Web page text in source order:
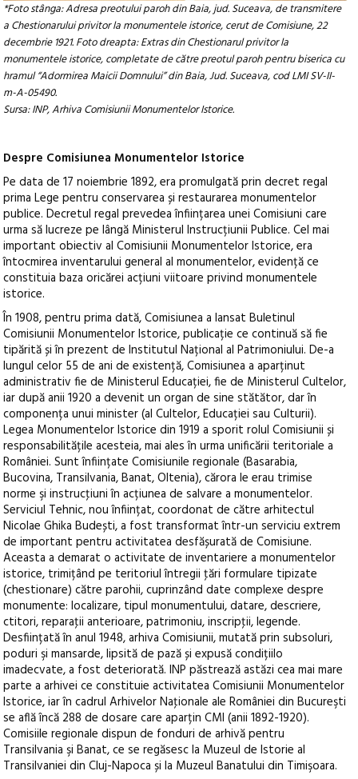
*Foto stânga: Adresa preotului paroh din Baia, jud. Suceava, de transmitere
a Chestionarului privitor la monumentele istorice, cerut de Comisiune, 22
decembrie 1921. Foto dreapta: Extras din Chestionarul privitor la
monumentele istorice, completate de către preotul paroh pentru biserica cu
hramul “Adormirea Maicii Domnului” din Baia, Jud. Suceava, cod LMI SV-II-
m-A-05490.
Sursa: INP, Arhiva Comisiunii Monumentelor Istorice.
Despre Comisiunea Monumentelor Istorice
Pe data de 17 noiembrie 1892, era promulgată prin decret regal
prima Lege pentru conservarea și restaurarea monumentelor
publice. Decretul regal prevedea înființarea unei Comisiuni care
urma să lucreze pe lângă Ministerul Instrucțiunii Publice. Cel mai
important obiectiv al Comisiunii Monumentelor Istorice, era
întocmirea inventarului general al monumentelor, evidență ce
constituia baza oricărei acțiuni viitoare privind monumentele
istorice.
În 1908, pentru prima dată, Comisiunea a lansat Buletinul
Comisiunii Monumentelor Istorice, publicație ce continuă să fie
tipărită și în prezent de Institutul Național al Patrimoniului. De-a
lungul celor 55 de ani de existență, Comisiunea a aparținut
administrativ fie de Ministerul Educației, fie de Ministerul Cultelor,
iar după anii 1920 a devenit un organ de sine stătător, dar în
componența unui minister (al Cultelor, Educației sau Culturii).
Legea Monumentelor Istorice din 1919 a sporit rolul Comisiunii și
responsabilitățile acesteia, mai ales în urma unificării teritoriale a
României. Sunt înființate Comisiunile regionale (Basarabia,
Bucovina, Transilvania, Banat, Oltenia), cărora le erau trimise
norme şi instrucţiuni în acțiunea de salvare a monumentelor.
Serviciul Tehnic, nou înființat, coordonat de către arhitectul
Nicolae Ghika Budești, a fost transformat într-un serviciu extrem
de important pentru activitatea desfășurată de Comisiune.
Aceasta a demarat o activitate de inventariere a monumentelor
istorice, trimițând pe teritoriul întregii ţări formulare tipizate
(chestionare) către parohii, cuprinzând date complexe despre
monumente: localizare, tipul monumentului, datare, descriere,
ctitori, reparaţii anterioare, patrimoniu, inscripţii, legende.
Desființată în anul 1948, arhiva Comisiunii, mutată prin subsoluri,
poduri şi mansarde, lipsită de pază și expusă condițiilo
imadecvate, a fost deteriorată. INP păstrează astăzi cea mai mare
parte a arhivei ce constituie activitatea Comisiunii Monumentelor
Istorice, iar în cadrul Arhivelor Naţionale ale României din Bucureşti
se află încă 288 de dosare care aparțin CMI (anii 1892-1920).
Comisiile regionale dispun de fonduri de arhivă pentru
Transilvania şi Banat, ce se regăsesc la Muzeul de Istorie al
Transilvaniei din Cluj-Napoca și la Muzeul Banatului din Timişoara.